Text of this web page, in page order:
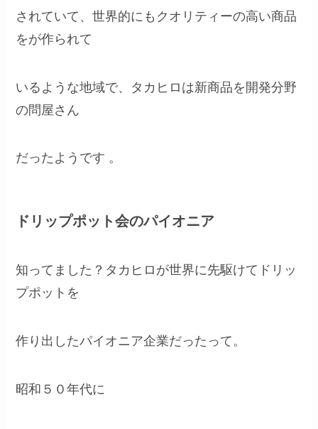
されていて、世界的にもクオリティーの高い商品
をが作られて
いるような地域で、タカヒロは新商品を開発分野
の問屋さん
だったようです 。
ドリップポット会のパイオニア
知ってました？タカヒロが世界に先駆けてドリッ
プポットを
作り出したパイオニア企業だったって。
昭和５０年代に